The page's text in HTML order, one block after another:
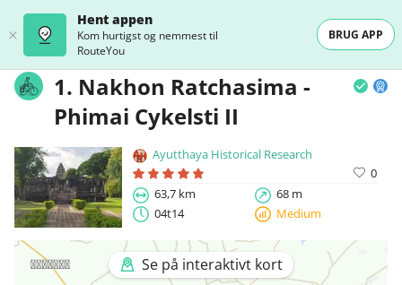
Hent appen
Kom hurtigst og nemmest til
RouteYou
BRUG APP
1. Nakhon Ratchasima -
Phimai Cykelsti II
Ayutthaya Historical Research
0
63,7 km
68 m
04t14
Medium
Se på interaktivt kort